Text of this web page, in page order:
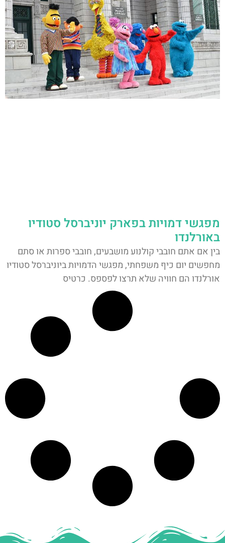
מפגשי דמויות בפארק יוניברסל סטודיו
באורלנדו
בין אם אתם חובבי קולנוע מושבעים, חובבי ספרות או סתם
מחפשים יום כיף משפחתי, מפגשי הדמויות ביוניברסל סטודיו
אורלנדו הם חוויה שלא תרצו לפספס. כרטיס